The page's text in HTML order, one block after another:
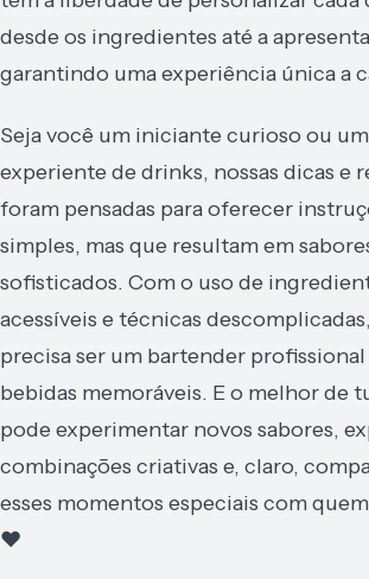
desde os ingredientes até a
garantindo uma experiência única a
Seja você um iniciante curioso ou
experiente de drinks, nossas dicas e
foram pensadas para oferecer
simples, mas que resultam em
sofisticados. Com o uso de
acessíveis e técnicas
precisa ser um bartender
bebidas memoráveis. E o melhor de
pode experimentar novos sabores,
combinações criativas e, claro,
esses momentos especiais com
❤️